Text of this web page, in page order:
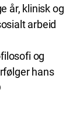
år, klinisk og
arbeid
og
hans